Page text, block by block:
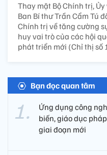
Thay mặt Bộ Chính trị,
Ban Bí thư Trần Cẩm Tú
Chính trị về tăng cường
huy vai trò của các hội
phát triển mới (Chỉ thị
Bạn đọc quan tâm
Ứng dụng công
biến, giáo dục
giai đoạn mới